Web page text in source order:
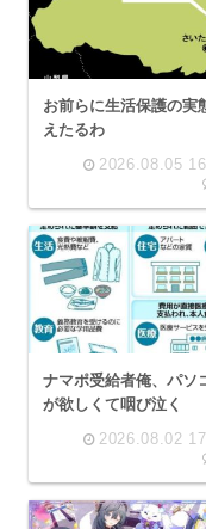
お前らに生活保護の実
えたるわ
2026.08.05
ナマポ受給者俺、パソ
が欲しくて咽び泣く
2026.08.02